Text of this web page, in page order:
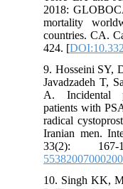
2018:
mortality
countries.
424. [
9. Hosseini
Javadzadeh
A.
patients with
radical
Iranian
33(2):
10. Singh